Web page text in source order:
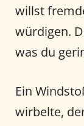
willst
würdigen.
was du
Ein
wirbelte,